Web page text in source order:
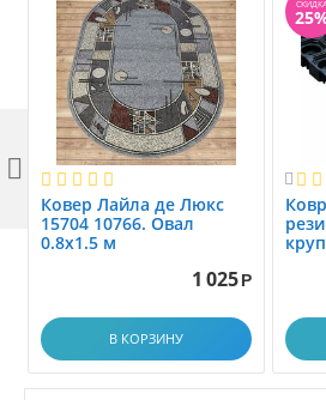
Ковер Лайла де Люкс
15704 10766. Овал
0.8x1.5 м
1 025 Р
В КОРЗИНУ
СКИДКА

